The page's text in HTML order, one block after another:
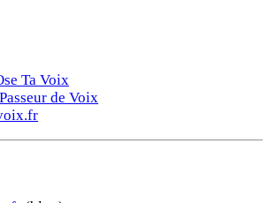
Ta Voix
de Voix